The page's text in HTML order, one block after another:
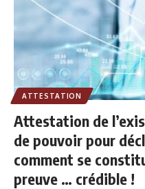
ATTESTATION
Attestation de
de pouvoir pour
comment se
preuve … crédible !